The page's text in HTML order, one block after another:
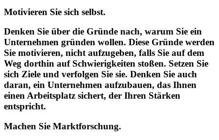
Motivieren Sie sich selbst.
Denken Sie über die Gründe nach, warum Sie ein
Unternehmen gründen wollen. Diese Gründe werden
Sie motivieren, nicht aufzugeben, falls Sie auf dem
Weg dorthin auf Schwierigkeiten stoßen. Setzen Sie
sich Ziele und verfolgen Sie sie. Denken Sie auch
daran, ein Unternehmen aufzubauen, das Ihnen
einen Arbeitsplatz sichert, der Ihren Stärken
entspricht.
Machen Sie Marktforschung.